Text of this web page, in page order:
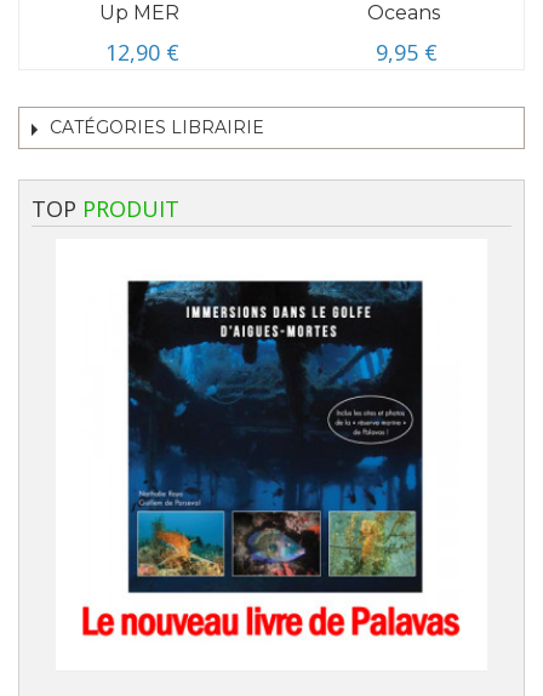
Up MER
12,90 €
Oceans
9,95 €
CATÉGORIES LIBRAIRIE
TOP PRODUIT